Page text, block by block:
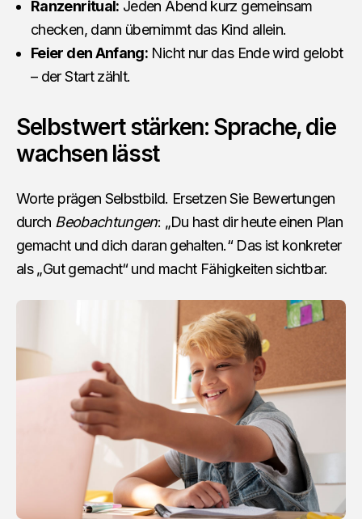
Ranzenritual: Jeden Abend kurz gemeinsam
checken, dann übernimmt das Kind allein.
Feier den Anfang: Nicht nur das Ende wird gelobt
– der Start zählt.
Selbstwert stärken: Sprache, die
wachsen lässt
Worte prägen Selbstbild. Ersetzen Sie Bewertungen
durch Beobachtungen: „Du hast dir heute einen Plan
gemacht und dich daran gehalten.“ Das ist konkreter
als „Gut gemacht“ und macht Fähigkeiten sichtbar.